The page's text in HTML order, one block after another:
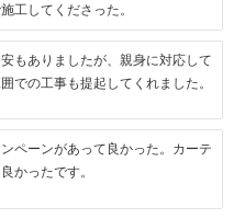
工してくださった。
もありましたが、親身に対応して
での工事も提起してくれました。
ペーンがあって良かった。カーテ
かったです。